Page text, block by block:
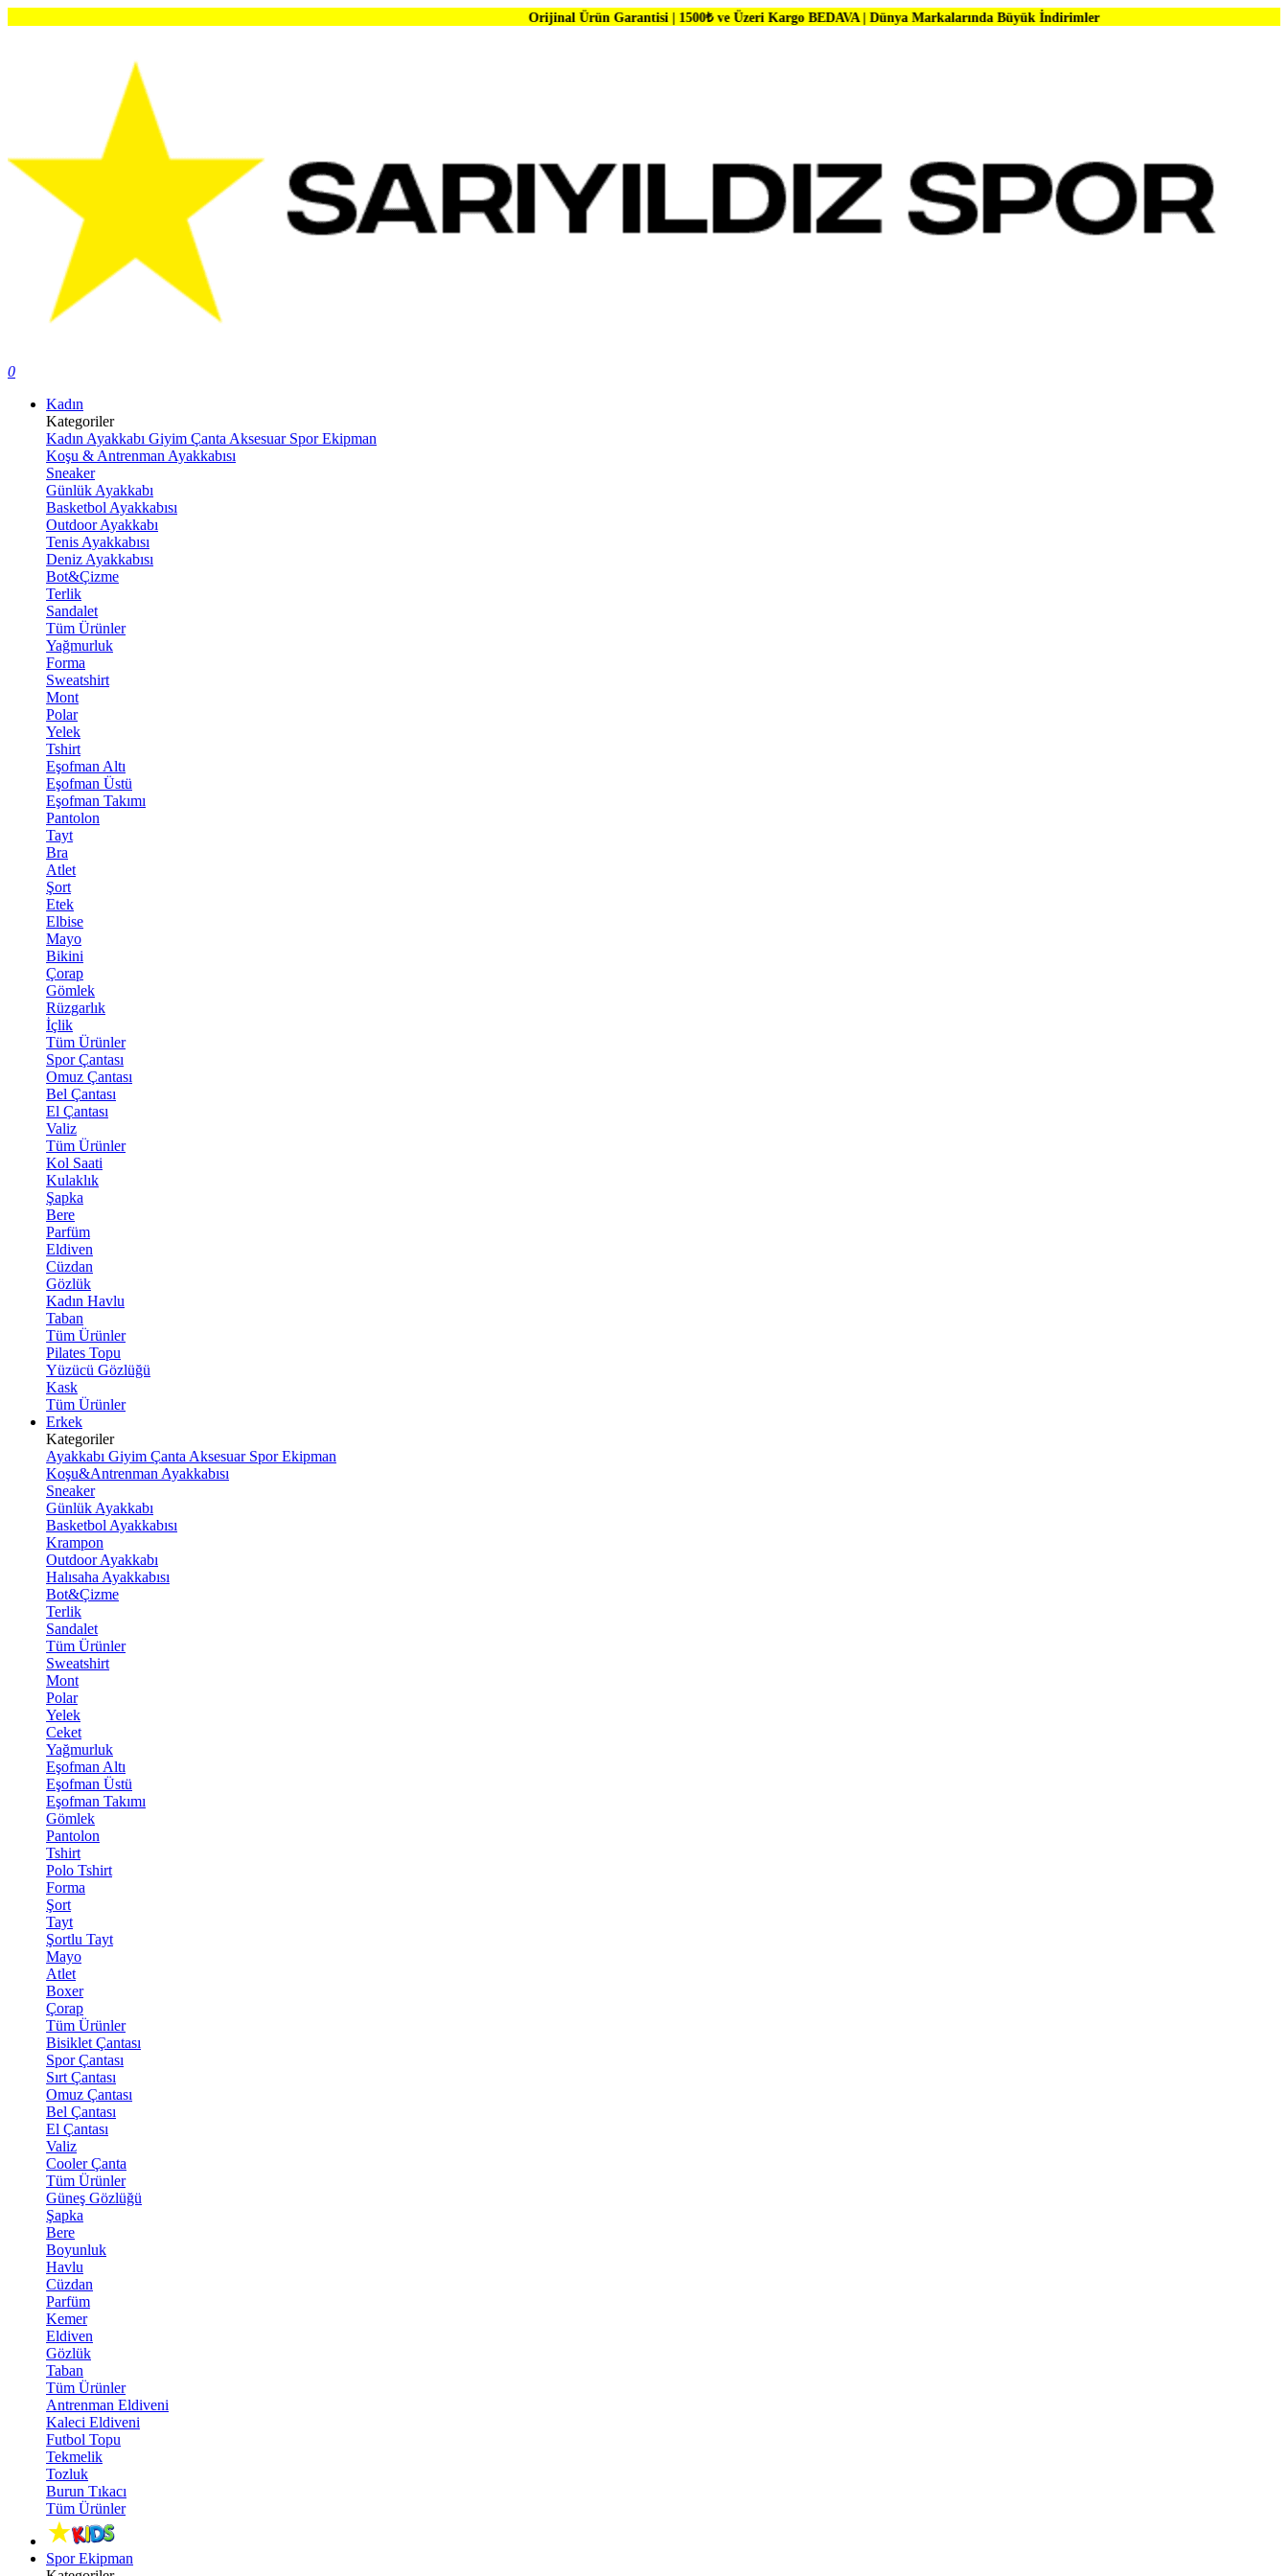
Orijinal Ürün Garantisi | 1500₺ ve Üzeri Kargo BEDAVA | Dünya Markalarında Büyük İndirimler
0
Kadın
Kategoriler
Kadın Ayakkabı Giyim Çanta Aksesuar Spor Ekipman
Koşu & Antrenman Ayakkabısı
Sneaker
Günlük Ayakkabı
Basketbol Ayakkabısı
Outdoor Ayakkabı
Tenis Ayakkabısı
Deniz Ayakkabısı
Bot&Çizme
Terlik
Sandalet
Tüm Ürünler
Yağmurluk
Forma
Sweatshirt
Mont
Polar
Yelek
Tshirt
Eşofman Altı
Eşofman Üstü
Eşofman Takımı
Pantolon
Tayt
Bra
Atlet
Şort
Etek
Elbise
Mayo
Bikini
Çorap
Gömlek
Rüzgarlık
İçlik
Tüm Ürünler
Spor Çantası
Omuz Çantası
Bel Çantası
El Çantası
Valiz
Tüm Ürünler
Kol Saati
Kulaklık
Şapka
Bere
Parfüm
Eldiven
Cüzdan
Gözlük
Kadın Havlu
Taban
Tüm Ürünler
Pilates Topu
Yüzücü Gözlüğü
Kask
Tüm Ürünler
Erkek
Kategoriler
Ayakkabı Giyim Çanta Aksesuar Spor Ekipman
Koşu&Antrenman Ayakkabısı
Sneaker
Günlük Ayakkabı
Basketbol Ayakkabısı
Krampon
Outdoor Ayakkabı
Halısaha Ayakkabısı
Bot&Çizme
Terlik
Sandalet
Tüm Ürünler
Sweatshirt
Mont
Polar
Yelek
Ceket
Yağmurluk
Eşofman Altı
Eşofman Üstü
Eşofman Takımı
Gömlek
Pantolon
Tshirt
Polo Tshirt
Forma
Şort
Tayt
Şortlu Tayt
Mayo
Atlet
Boxer
Çorap
Tüm Ürünler
Bisiklet Çantası
Spor Çantası
Sırt Çantası
Omuz Çantası
Bel Çantası
El Çantası
Valiz
Cooler Çanta
Tüm Ürünler
Güneş Gözlüğü
Şapka
Bere
Boyunluk
Havlu
Cüzdan
Parfüm
Kemer
Eldiven
Gözlük
Taban
Tüm Ürünler
Antrenman Eldiveni
Kaleci Eldiveni
Futbol Topu
Tekmelik
Tozluk
Burun Tıkacı
Tüm Ürünler
Spor Ekipman